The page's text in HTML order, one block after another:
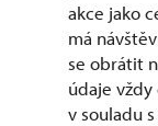
akce jako
má
se obrátit
údaje
v souladu